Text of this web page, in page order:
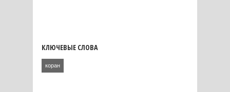
КЛЮЧЕВЫЕ СЛОВА
коран